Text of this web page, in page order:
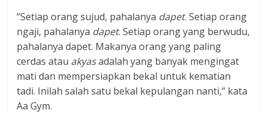
“Setiap orang sujud, pahalanya dapet. Setiap orang
ngaji, pahalanya dapet. Setiap orang yang berwudu,
pahalanya dapet. Makanya orang yang paling
cerdas atau akyasadalah yang banyak mengingat
mati dan mempersiapkan bekal untuk kematian
tadi. Inilah salah satu bekal kepulangan nanti,” kata
Aa Gym.